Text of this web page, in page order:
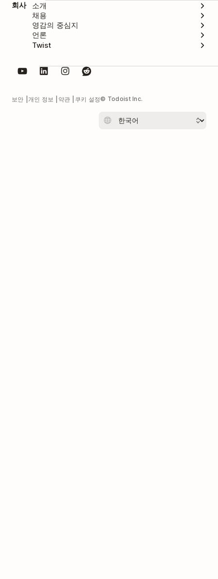
회사
소개
채용
영감의 중심지
언론
Twist
보안 개인 정보 약관 쿠키 설정© Todoist Inc.